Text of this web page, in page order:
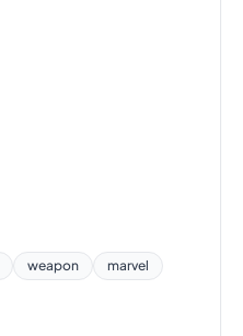
weapon
marvel